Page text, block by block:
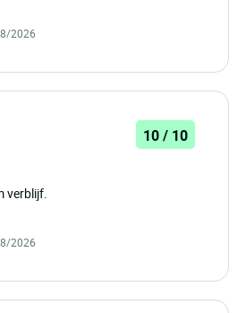
2026
10 / 10
verblijf.
2026